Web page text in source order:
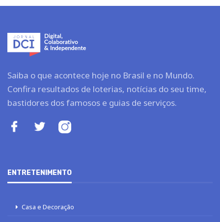
Saiba o que acontece hoje no Brasil e no Mundo.
Confira resultados de loterias, notícias do seu time,
bastidores dos famosos e guias de serviços.
ENTRETENIMENTO
Casa e Decoração